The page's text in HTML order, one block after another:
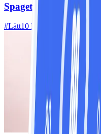
Spagetti med köttfärssås
#Lätt10 MIN